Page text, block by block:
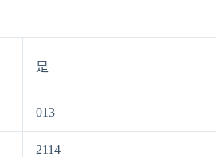
是
013
2114